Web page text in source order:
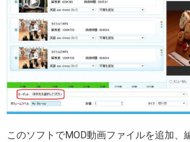
このソフトでMOD動画ファイルを追加、